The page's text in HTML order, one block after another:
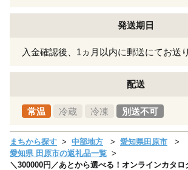
発送期日
入金確認後、1ヵ月以内に郵送にてお送
配送
常温 冷蔵 冷凍 別送不可
まちから探す 中部地方
愛知県田原市
愛知県 田原市の返礼品一覧
＼300000円／あとから選べる！オンラインカタロ